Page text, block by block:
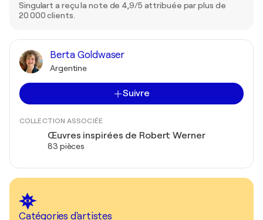
Singulart a reçu la note de 4,9/5 attribuée par plus de
20 000 clients.
Berta Goldwaser
Argentine
Suivre
COLLECTION ASSOCIÉE
Œuvres inspirées de Robert Werner
83 pièces
Catégories d'artistes